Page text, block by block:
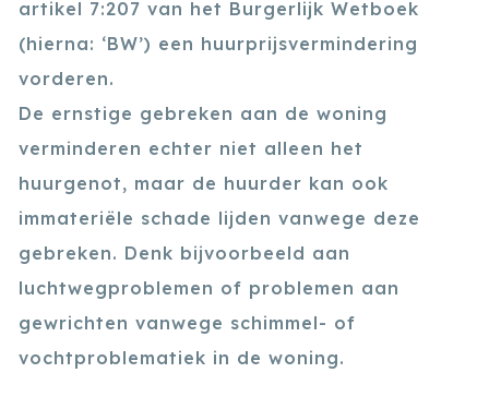
artikel 7:207 van het Burgerlijk Wetboek
(hierna: ‘BW’) een huurprijsvermindering
vorderen.
De ernstige gebreken aan de woning
verminderen echter niet alleen het
huurgenot, maar de huurder kan ook
immateriële schade lijden vanwege deze
gebreken. Denk bijvoorbeeld aan
luchtwegproblemen of problemen aan
gewrichten vanwege schimmel- of
vochtproblematiek in de woning.